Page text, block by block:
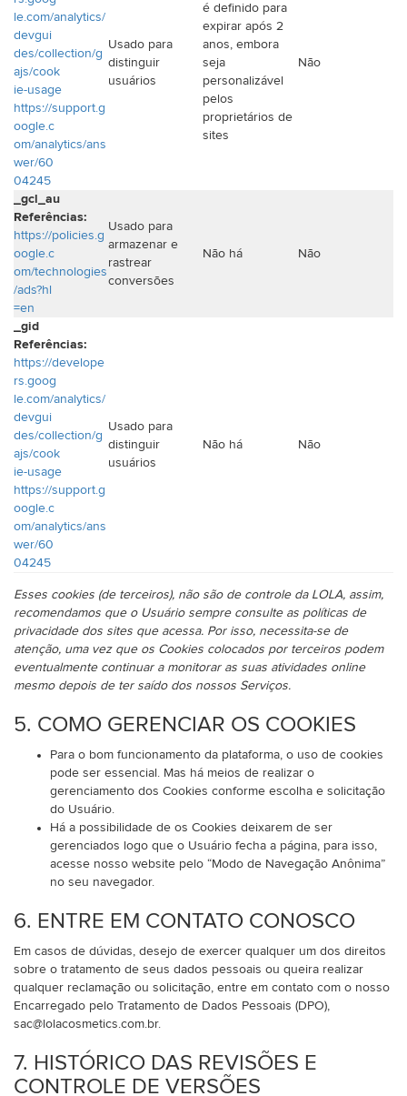
le.com/analytics/
devgui
des/collection/g
ajs/cook
ie-usage
https://support.g
oogle.c
om/analytics/ans
wer/60
04245
Usado para
distinguir
usuários
é definido para
expirar após 2
anos, embora
seja
personalizável
pelos
proprietários de
sites
Não
_gcl_au
Referências:
https://policies.g
oogle.c
om/technologies
/ads?hl
=en
Usado para
armazenar e
rastrear
conversões
Não há Não
_gid
Referências:
https://develope
rs.goog
le.com/analytics/
devgui
des/collection/g
ajs/cook
ie-usage
https://support.g
oogle.c
om/analytics/ans
wer/60
04245
Usado para
distinguir
usuários
Não há Não
Esses cookies (de terceiros), não são de controle da LOLA, assim,
recomendamos que o Usuário sempre consulte as políticas de
privacidade dos sites que acessa. Por isso, necessita-se de
atenção, uma vez que os Cookies colocados por terceiros podem
eventualmente continuar a monitorar as suas atividades online
mesmo depois de ter saído dos nossos Serviços.
5. COMO GERENCIAR OS COOKIES
Para o bom funcionamento da plataforma, o uso de cookies
pode ser essencial. Mas há meios de realizar o
gerenciamento dos Cookies conforme escolha e solicitação
do Usuário.
Há a possibilidade de os Cookies deixarem de ser
gerenciados logo que o Usuário fecha a página, para isso,
acesse nosso website pelo “Modo de Navegação Anônima”
no seu navegador.
6. ENTRE EM CONTATO CONOSCO
Em casos de dúvidas, desejo de exercer qualquer um dos direitos
sobre o tratamento de seus dados pessoais ou queira realizar
qualquer reclamação ou solicitação, entre em contato com o nosso
Encarregado pelo Tratamento de Dados Pessoais (DPO),
sac@lolacosmetics.com.br.
7. HISTÓRICO DAS REVISÕES E
CONTROLE DE VERSÕES